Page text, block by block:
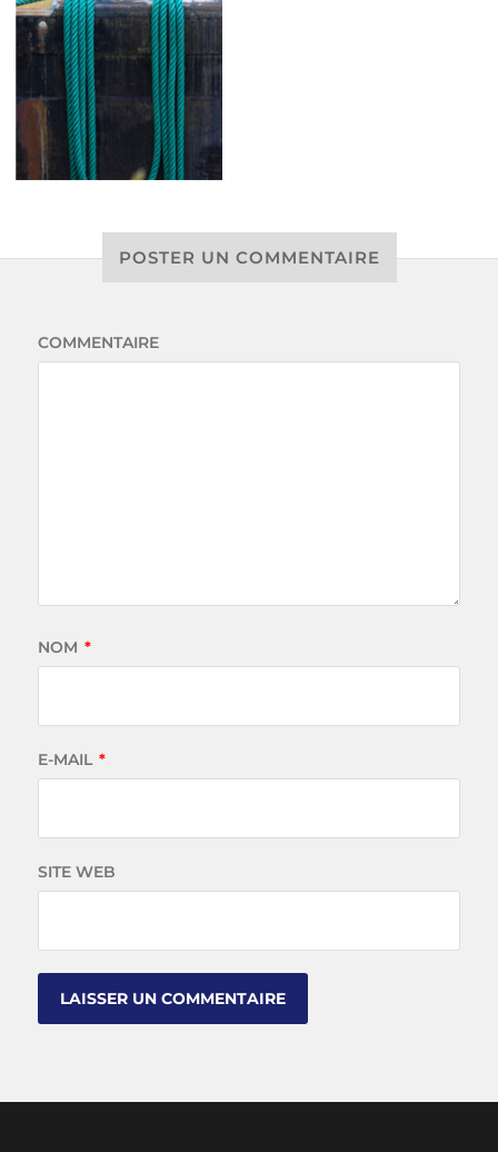
POSTER UN COMMENTAIRE
COMMENTAIRE
NOM *
E-MAIL *
SITE WEB